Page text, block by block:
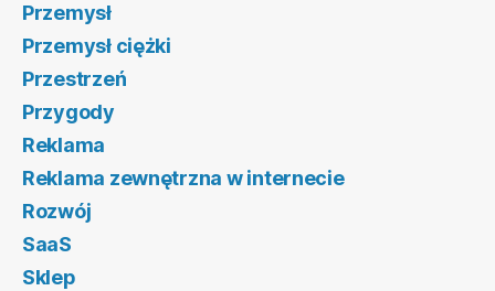
Przemysł
Przemysł ciężki
Przestrzeń
Przygody
Reklama
Reklama zewnętrzna w internecie
Rozwój
SaaS
Sklep